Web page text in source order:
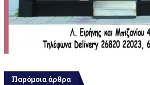
Παρόμοια άρθρα